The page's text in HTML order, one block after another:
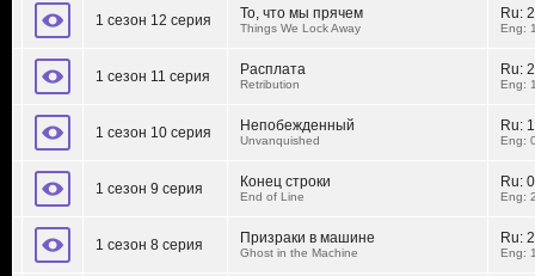
1 сезон 12 серия То, что мы прячем
Things We Lock Away
Ru:
Eng:
1 сезон 11 серия Расплата
Retribution
Ru:
Eng:
1 сезон 10 серия Непобежденный
Unvanquished
Ru:
Eng:
1 сезон 9 серия Конец строки
End of Line
Ru:
Eng:
1 сезон 8 серия Призраки в машине
Ghost in the Machine
Ru:
Eng: